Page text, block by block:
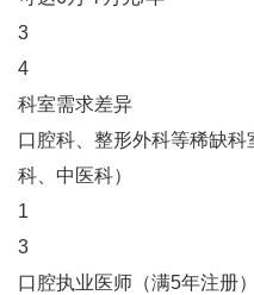
3
4
‌科室需求差异‌
口腔科、整形外科等稀缺
科、中医科）‌
1
3
口腔执业医师（满5年注册